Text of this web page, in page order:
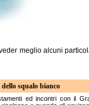
meglio alcuni
squalo bianco
ed incontri con il